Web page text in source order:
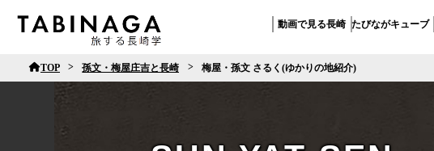
動画で見る長崎 たびながキューブ
TOP > 孫文・梅屋庄吉と長崎 > 梅屋・孫文 さるく(ゆかりの地紹介)